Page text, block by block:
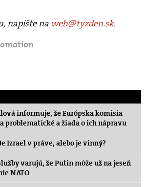
napíšte na web@tyzden.sk.
informuje, že Európska komisia
problematické a žiada o ich nápravu
Izrael v práve, alebo je vinný?
varujú, že Putin môže už na jeseň
NATO